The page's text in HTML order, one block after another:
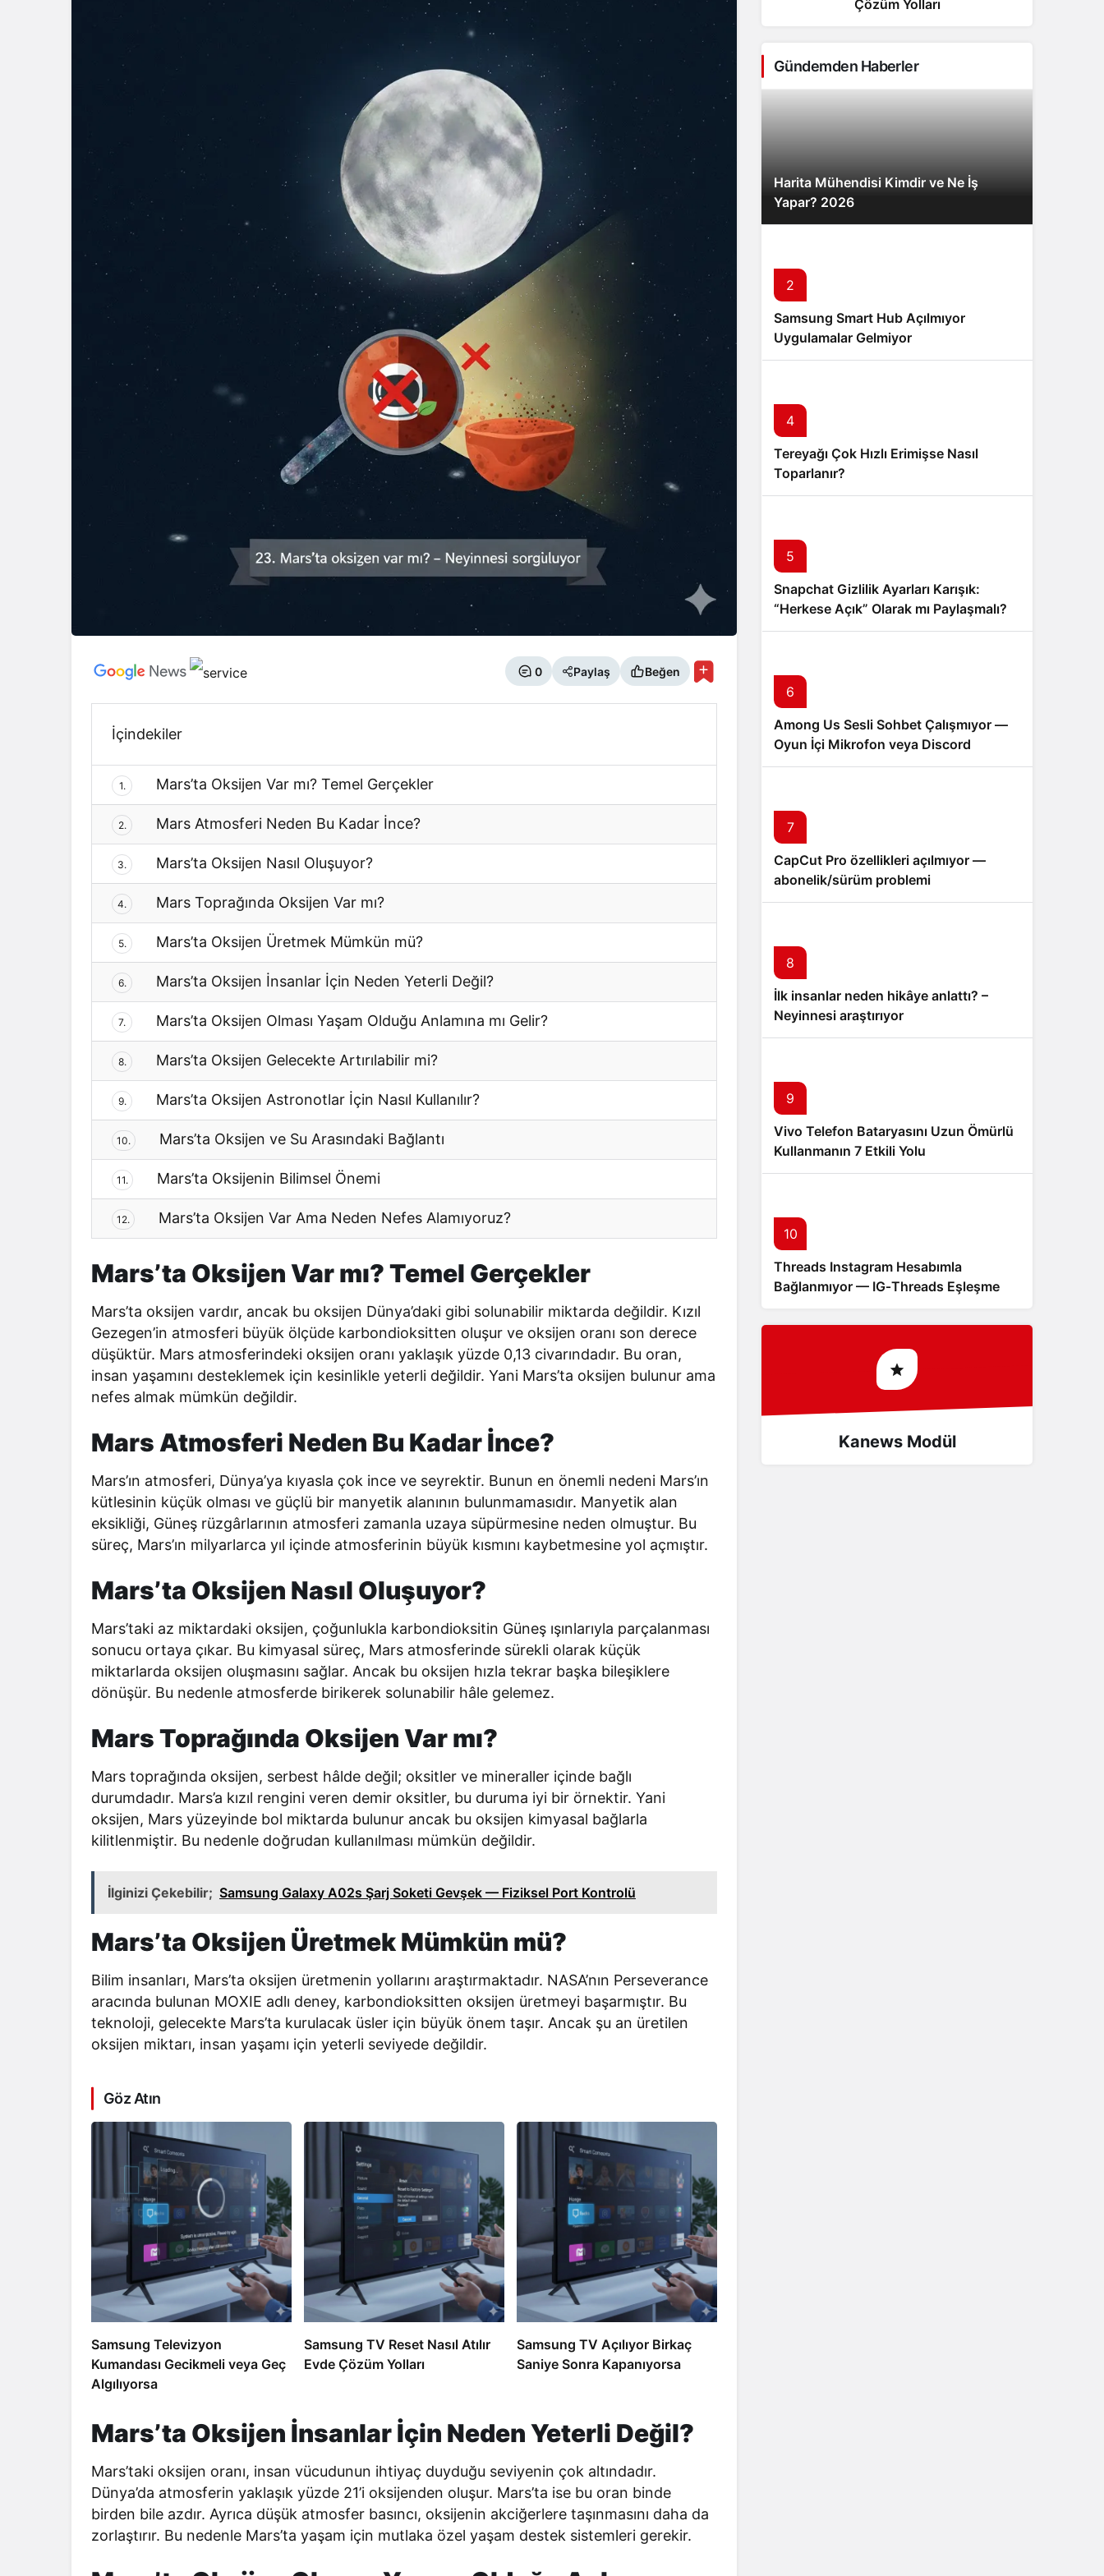
Sistem Modu
0 Paylaş Beğen
İçindekiler
1. Mars’ta Oksijen Var mı? Temel Gerçekler
2. Mars Atmosferi Neden Bu Kadar İnce?
3. Mars’ta Oksijen Nasıl Oluşuyor?
4. Mars Toprağında Oksijen Var mı?
5. Mars’ta Oksijen Üretmek Mümkün mü?
6. Mars’ta Oksijen İnsanlar İçin Neden Yeterli Değil?
7. Mars’ta Oksijen Olması Yaşam Olduğu Anlamına mı Gelir?
8. Mars’ta Oksijen Gelecekte Artırılabilir mi?
9. Mars’ta Oksijen Astronotlar İçin Nasıl Kullanılır?
10. Mars’ta Oksijen ve Su Arasındaki Bağlantı
11. Mars’ta Oksijenin Bilimsel Önemi
12. Mars’ta Oksijen Var Ama Neden Nefes Alamıyoruz?
Mars’ta Oksijen Var mı? Temel Gerçekler
Mars’ta oksijen vardır, ancak bu oksijen Dünya’daki gibi solunabilir miktarda değildir. Kızıl
Gezegen’in atmosferi büyük ölçüde karbondioksitten oluşur ve oksijen oranı son derece
düşüktür. Mars atmosferindeki oksijen oranı yaklaşık yüzde 0,13 civarındadır. Bu oran,
insan yaşamını desteklemek için kesinlikle yeterli değildir. Yani Mars’ta oksijen bulunur ama
nefes almak mümkün değildir.
Mars Atmosferi Neden Bu Kadar İnce?
Mars’ın atmosferi, Dünya’ya kıyasla çok ince ve seyrektir. Bunun en önemli nedeni Mars’ın
kütlesinin küçük olması ve güçlü bir manyetik alanının bulunmamasıdır. Manyetik alan
eksikliği, Güneş rüzgârlarının atmosferi zamanla uzaya süpürmesine neden olmuştur. Bu
süreç, Mars’ın milyarlarca yıl içinde atmosferinin büyük kısmını kaybetmesine yol açmıştır.
Mars’ta Oksijen Nasıl Oluşuyor?
Mars’taki az miktardaki oksijen, çoğunlukla karbondioksitin Güneş ışınlarıyla parçalanması
sonucu ortaya çıkar. Bu kimyasal süreç, Mars atmosferinde sürekli olarak küçük
miktarlarda oksijen oluşmasını sağlar. Ancak bu oksijen hızla tekrar başka bileşiklere
dönüşür. Bu nedenle atmosferde birikerek solunabilir hâle gelemez.
Mars Toprağında Oksijen Var mı?
Mars toprağında oksijen, serbest hâlde değil; oksitler ve mineraller içinde bağlı
durumdadır. Mars’a kızıl rengini veren demir oksitler, bu duruma iyi bir örnektir. Yani
oksijen, Mars yüzeyinde bol miktarda bulunur ancak bu oksijen kimyasal bağlarla
kilitlenmiştir. Bu nedenle doğrudan kullanılması mümkün değildir.
İlginizi Çekebilir; Samsung Galaxy A02s Şarj Soketi Gevşek — Fiziksel Port Kontrolü
Mars’ta Oksijen Üretmek Mümkün mü?
Bilim insanları, Mars’ta oksijen üretmenin yollarını araştırmaktadır. NASA’nın Perseverance
aracında bulunan MOXIE adlı deney, karbondioksitten oksijen üretmeyi başarmıştır. Bu
teknoloji, gelecekte Mars’ta kurulacak üsler için büyük önem taşır. Ancak şu an üretilen
oksijen miktarı, insan yaşamı için yeterli seviyede değildir.
Göz Atın
Samsung Televizyon
Kumandası Gecikmeli veya Geç
Algılıyorsa
Samsung TV Reset Nasıl Atılır
Evde Çözüm Yolları
Samsung TV Açılıyor Birkaç
Saniye Sonra Kapanıyorsa
Mars’ta Oksijen İnsanlar İçin Neden Yeterli Değil?
Mars’taki oksijen oranı, insan vücudunun ihtiyaç duyduğu seviyenin çok altındadır.
Dünya’da atmosferin yaklaşık yüzde 21’i oksijenden oluşur. Mars’ta ise bu oran binde
birden bile azdır. Ayrıca düşük atmosfer basıncı, oksijenin akciğerlere taşınmasını daha da
zorlaştırır. Bu nedenle Mars’ta yaşam için mutlaka özel yaşam destek sistemleri gerekir.
Çözüm Yolları
Gündemden Haberler
Harita Mühendisi Kimdir ve Ne İş
Yapar? 2026
2
Samsung Smart Hub Açılmıyor
Uygulamalar Gelmiyor
3
Mevsimler Gerçekten Güneş’ten
Uzaklıkla mı İlgili? – Neyinnesi
Sorguluyor
4
Tereyağı Çok Hızlı Erimişse Nasıl
Toparlanır?
5
Snapchat Gizlilik Ayarları Karışık:
“Herkese Açık” Olarak mı Paylaşmalı?
6
Among Us Sesli Sohbet Çalışmıyor —
Oyun İçi Mikrofon veya Discord
Bağlantı Sorunu
7
CapCut Pro özellikleri açılmıyor —
abonelik/sürüm problemi
8
İlk insanlar neden hikâye anlattı? –
Neyinnesi araştırıyor
9
Vivo Telefon Bataryasını Uzun Ömürlü
Kullanmanın 7 Etkili Yolu
10
Threads Instagram Hesabımla
Bağlanmıyor — IG‑Threads Eşleşme
Kanews Modül